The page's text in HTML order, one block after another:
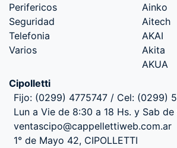
Perifericos
Seguridad
Telefonia
Varios
Ainko
Aitech
AKAI
Akita
AKUA
Cipolletti
Fijo: (0299) 4775747 / Cel: (0299)
Lun a Vie de 8:30 a 18 Hs. y Sab de
ventascipo@cappellettiweb.com.ar
1° de Mayo 42, CIPOLLETTI